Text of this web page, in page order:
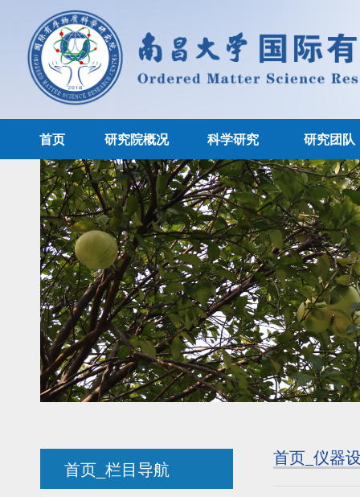
首页 研究院概况 科学研究 研究团队
首页_栏目导航 首页_仪器